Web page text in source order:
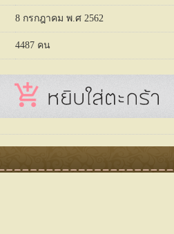
8 กรกฎาคม พ.ศ 2562
4487 คน